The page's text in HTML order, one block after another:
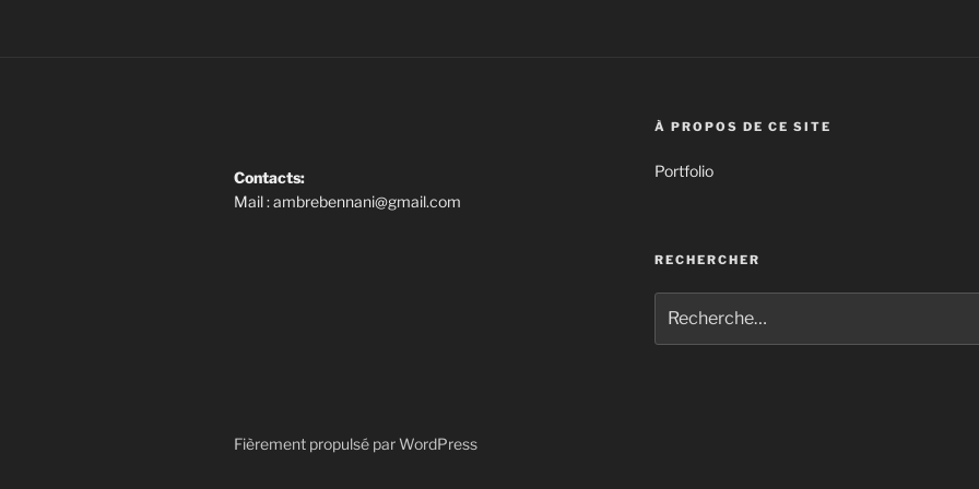
Contacts:
Mail : ambrebennani@gmail.com
À PROPOS DE CE SITE
Portfolio
RECHERCHER
pour
:
Fièrement propulsé par WordPress